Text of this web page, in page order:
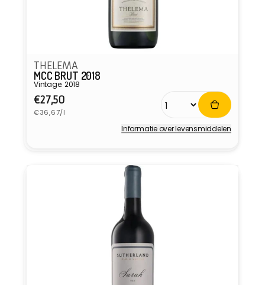
THELEMA
MCC BRUT 2018
Vintage: 2018
Normale
prijs
€27,50
Eenheidsprijs
€36,67/l
Informatie over levensmiddelen